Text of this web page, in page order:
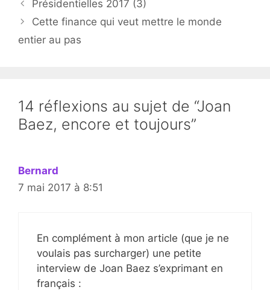
Présidentielles 2017 (3)
Cette finance qui veut mettre le monde
entier au pas
14 réflexions au sujet de “Joan
Baez, encore et toujours”
Bernard
7 mai 2017 à 8:51
En complément à mon article (que je ne
voulais pas surcharger) une petite
interview de Joan Baez s’exprimant en
français :